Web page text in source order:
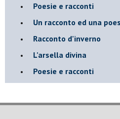
Poesie e racconti
Un racconto ed una
Racconto d'inverno
​L'arsella divina
Poesie e racconti